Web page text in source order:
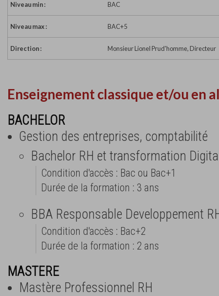
Niveau min : BAC
Niveau max : BAC+5
Direction : Monsieur Lionel Prud'homme, Directeur
Enseignement classique et/ou en
BACHELOR
Gestion des entreprises, comptabilité
Bachelor RH et transformation
Condition d'accès : Bac ou Bac+1
Durée de la formation : 3 ans
BBA Responsable Developpement
Condition d'accès : Bac+2
Durée de la formation : 2 ans
MASTERE
Mastère Professionnel RH